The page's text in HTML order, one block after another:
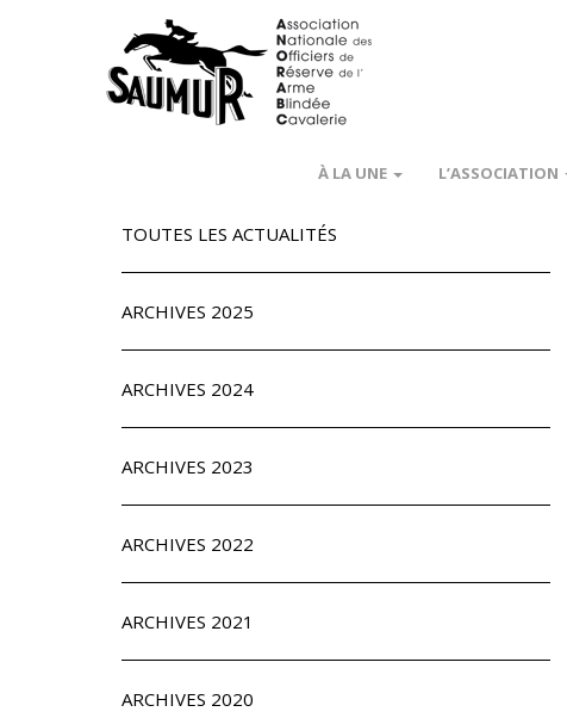
À LA UNE L’ASSOCIATION
TOUTES LES ACTUALITÉS
ARCHIVES 2025
ARCHIVES 2024
ARCHIVES 2023
ARCHIVES 2022
ARCHIVES 2021
ARCHIVES 2020